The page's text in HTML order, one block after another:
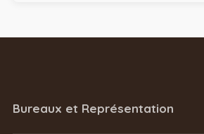
Bureaux et Représentation